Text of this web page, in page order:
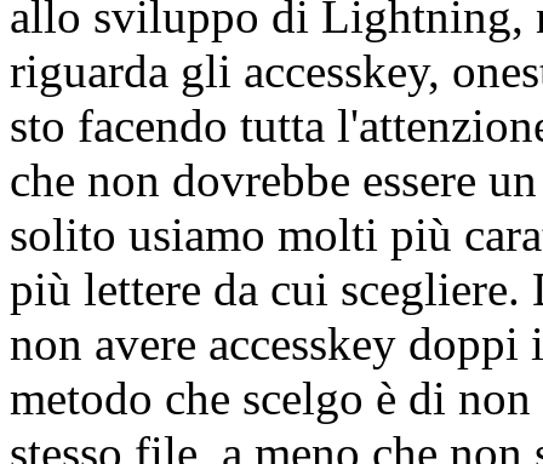
allo sviluppo di Lightning,
riguarda gli accesskey,
sto facendo tutta
che non dovrebbe essere
solito usiamo molti più
più lettere da cui
non avere accesskey
metodo che scelgo è di
stesso file, a meno che